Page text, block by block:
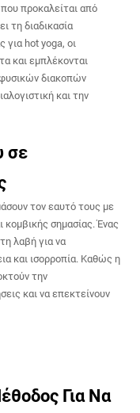
προκαλείται από
τη διαδικασία
hot yoga, οι
και εμπλέκονται
διακοπών
και την
σε
τον εαυτό τους με
σημασίας. Ένας
λαβή για να
και ισορροπία. Καθώς η
την
και να επεκτείνουν
Για Να